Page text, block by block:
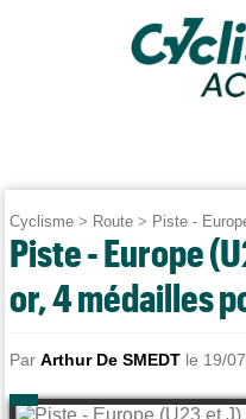
Cyclisme > Route > Piste -
Piste - Europe
or, 4 médailles
ParArthur De SMEDT le 19/